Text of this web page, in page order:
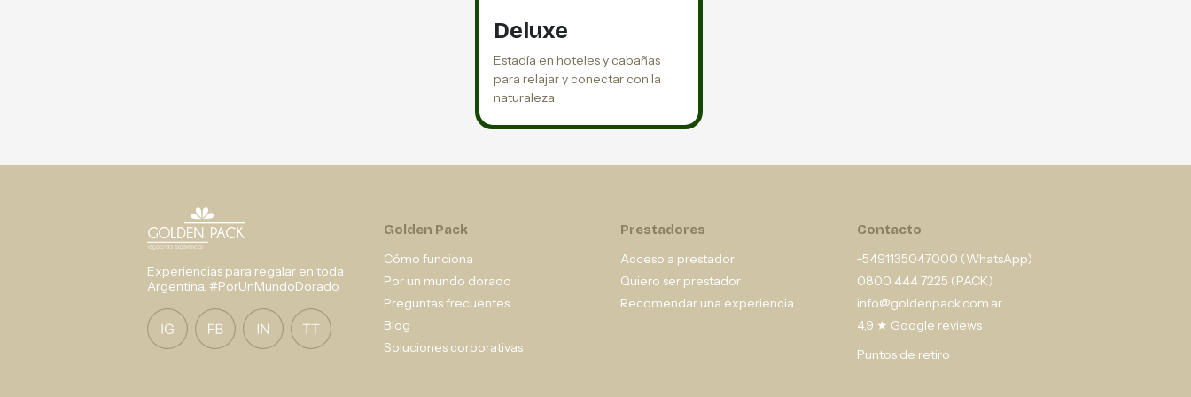
Deluxe
Estadía en hoteles y cabañas
para relajar y conectar con la
naturaleza
Experiencias para regalar en toda
Argentina. #PorUnMundoDorado
Golden Pack
Cómo funciona
Por un mundo dorado
Preguntas frecuentes
Blog
Soluciones corporativas
Prestadores
Acceso a prestador
Quiero ser prestador
Recomendar una experiencia
Contacto
+5491135047000 (WhatsApp)
0800 444 7225 (PACK)
info@goldenpack.com.ar
4,9 ★ Google reviews
Puntos de retiro